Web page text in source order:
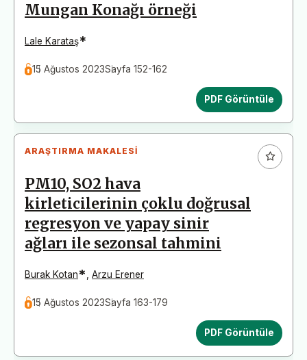
Mungan Konağı örneği
Lale Karataş*
15 Ağustos 2023Sayfa 152-162
PDF Görüntüle
ARAŞTIRMA MAKALESI
PM10, SO2 hava
kirleticilerinin çoklu doğrusal
regresyon ve yapay sinir
ağları ile sezonsal tahmini
Burak Kotan* Arzu Erener
15 Ağustos 2023Sayfa 163-179
PDF Görüntüle